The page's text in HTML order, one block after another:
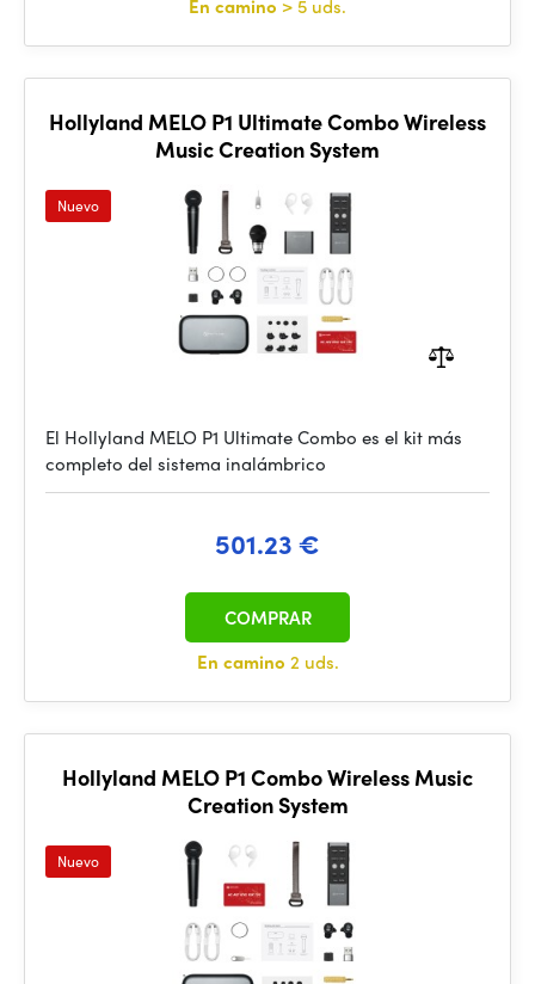
En camino > 5 uds.
Hollyland MELO P1 Ultimate Combo Wireless
Music Creation System
Nuevo
El Hollyland MELO P1 Ultimate Combo es el kit más
completo del sistema inalámbrico
501.23 €
En camino 2 uds.
COMPRAR
Hollyland MELO P1 Combo Wireless Music
Creation System
Nuevo